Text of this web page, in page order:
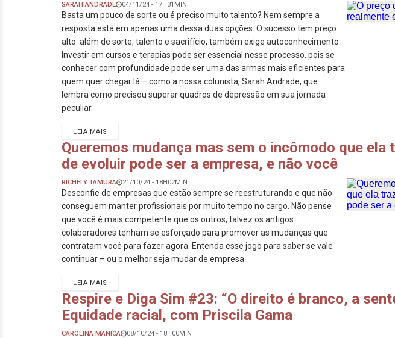
SARAH ANDRADE 04/11/24 - 17H31MIN
Basta um pouco de sorte ou é preciso muito talento? Nem sempre a
resposta está em apenas uma dessa duas opções. O sucesso tem preço
alto: além de sorte, talento e sacrifício, também exige autoconhecimento.
Investir em cursos e terapias pode ser essencial nesse processo, pois se
conhecer com profundidade pode ser uma das armas mais eficientes para
quem quer chegar lá – como a nossa colunista, Sarah Andrade, que
lembra como precisou superar quadros de depressão em sua jornada
peculiar.
LEIA MAIS
Queremos mudança mas sem o incômodo que ela
de evoluir pode ser a empresa, e não você
RICHELY TAMURA 21/10/24 - 18H02MIN
Desconfie de empresas que estão sempre se reestruturando e que não
conseguem manter profissionais por muito tempo no cargo. Não pense
que você é mais competente que os outros, talvez os antigos
colaboradores tenham se esforçado para promover as mudanças que
contratam você para fazer agora. Entenda esse jogo para saber se vale
continuar – ou o melhor seja mudar de empresa.
LEIA MAIS
Respire e Diga Sim #23: “O direito é branco, a
Equidade racial, com Priscila Gama
CAROLINA MANICA 08/10/24 - 18H00MIN